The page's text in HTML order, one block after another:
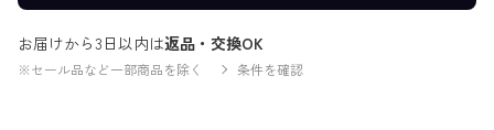
お届けから3日以内は返品・交換OK
※セール品など一部商品を除く 条件を確認